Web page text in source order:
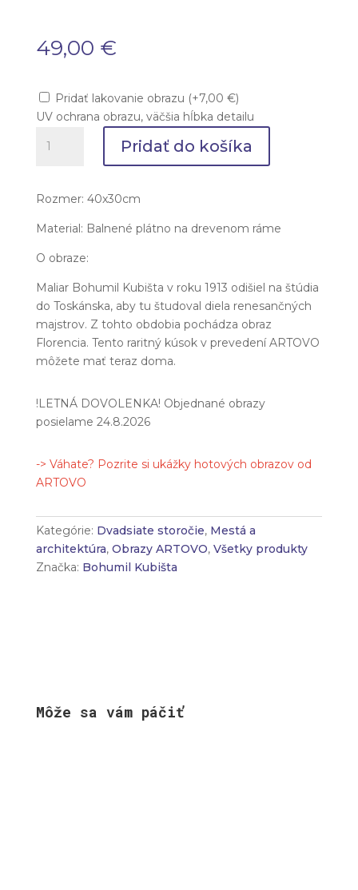
49,00 €
Pridať lakovanie obrazu (+7,00 €)
UV ochrana obrazu, väčšia hĺbka detailu
Bohumil
Pridať do košíka
Rozmer: 40x30cm
Material: Balnené plátno na drevenom ráme
O obraze:
Maliar Bohumil Kubišta v roku 1913 odišiel na štúdia
do Toskánska, aby tu študoval diela renesančných
majstrov. Z tohto obdobia pochádza obraz
Florencia. Tento raritný kúsok v prevedení ARTOVO
môžete mať teraz doma.
!LETNÁ DOVOLENKA! Objednané obrazy
posielame 24.8.2026
-> Váhate? Pozrite si ukážky hotových obrazov od
ARTOVO
Kategórie: Dvadsiate storočie, Mestá a
architektúra, Obrazy ARTOVO, Všetky produkty
Značka: Bohumil Kubišta
Môže sa vám páčiť